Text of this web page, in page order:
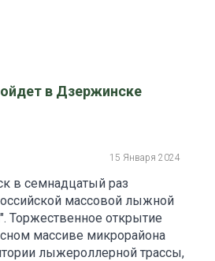
в Дзержинске
15 Января 2024
в семнадцатый раз
массовой лыжной
Торжественное открытие
массиве микрорайона
лыжероллерной трассы,